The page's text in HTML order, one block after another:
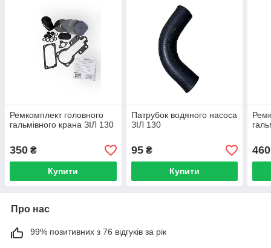
Ремкомплект головного
гальмівного крана ЗІЛ 130
350 ₴
Купити
Патрубок водяного насоса
ЗІЛ 130
95₴
Купити
460
Про нас
99% позитивних з 76 відгуків за рік